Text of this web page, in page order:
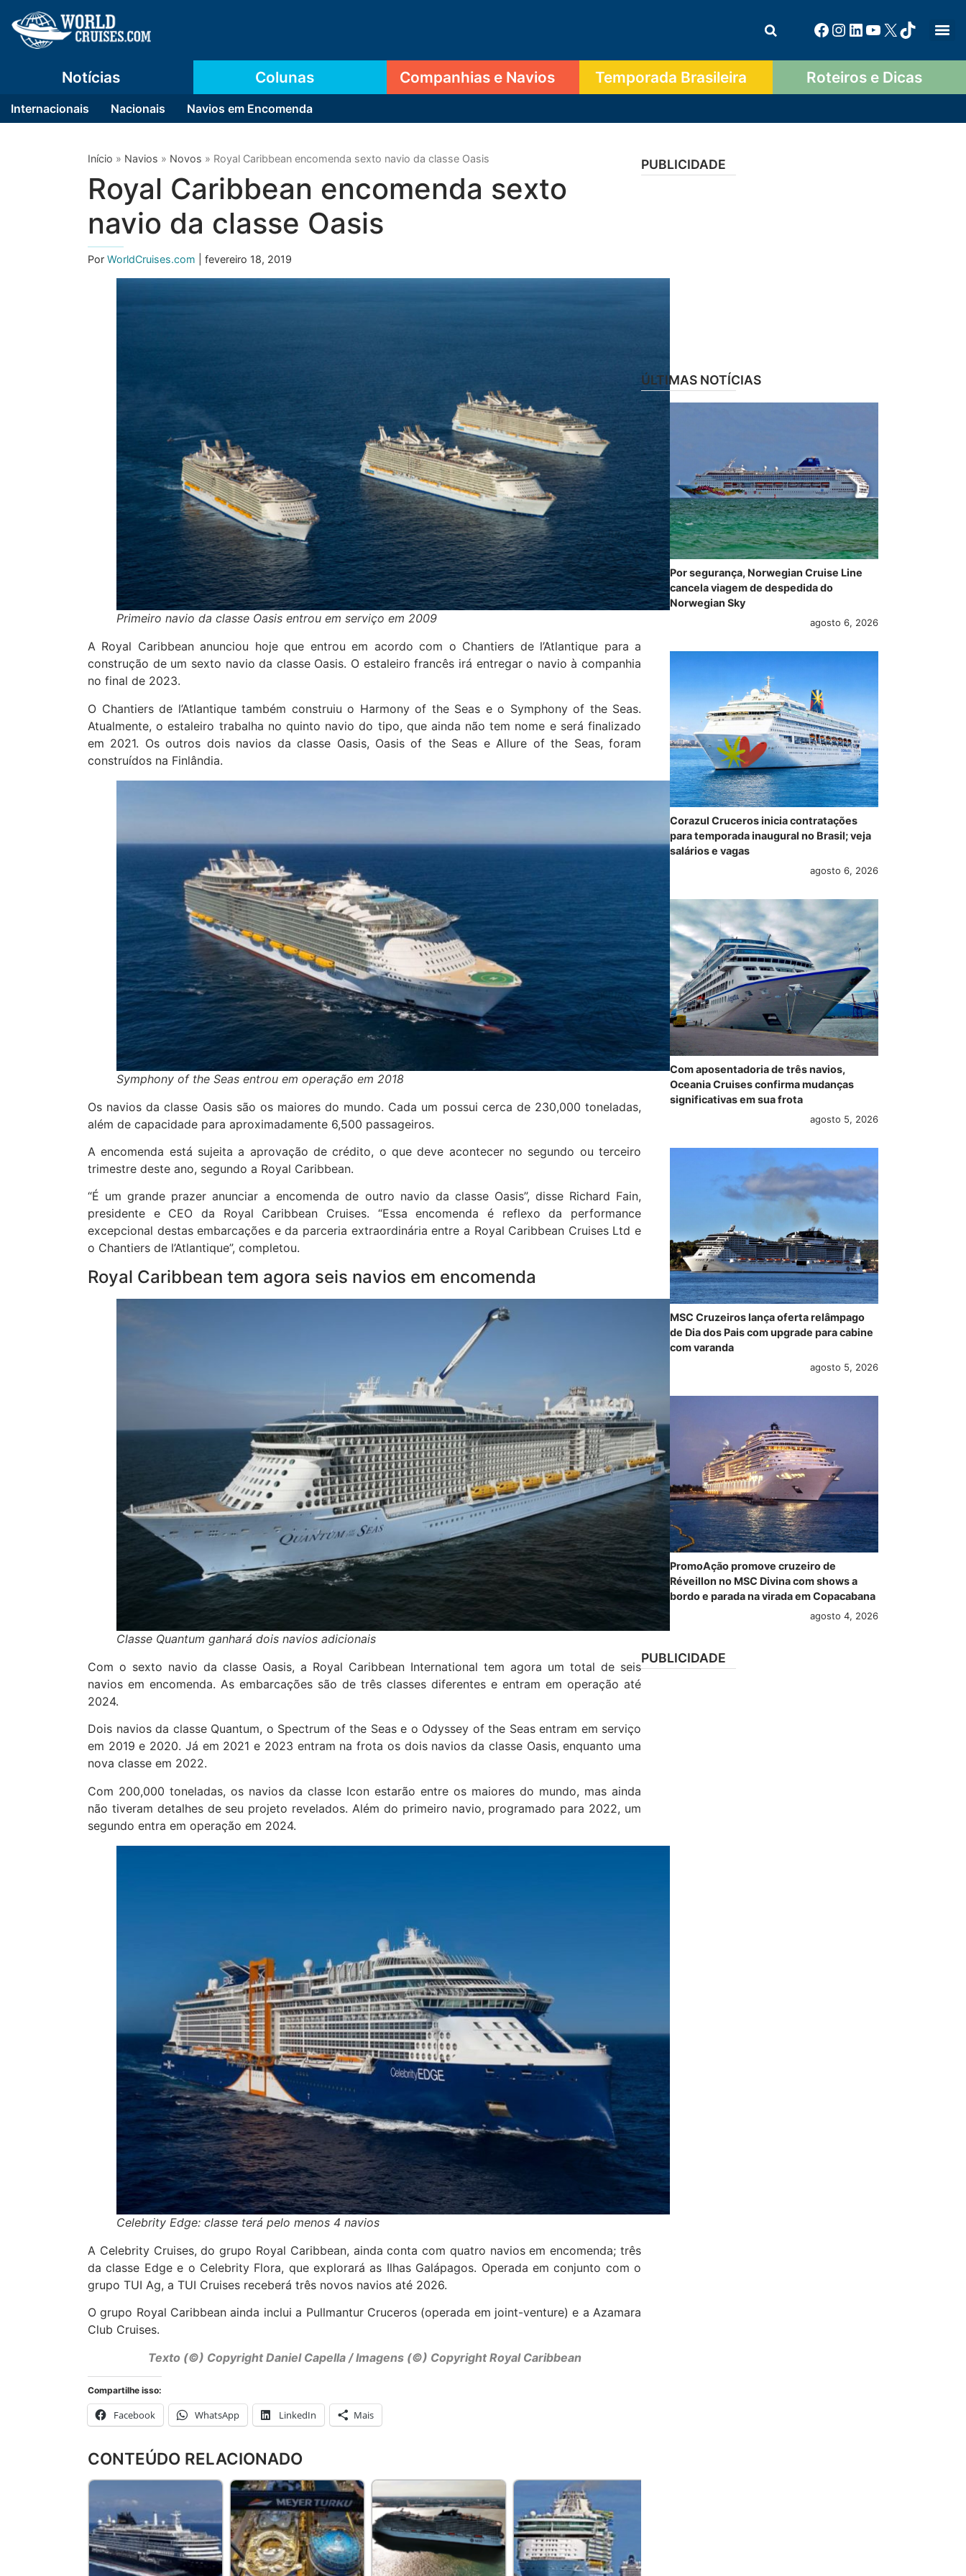
Notícias
Internacionais Nacionais Navios em Encomenda
Colunas Companhias e Navios Temporada Brasileira Roteiros e Dicas
Início » Navios » Novos » Royal Caribbean encomenda sexto navio da classe Oasis
Royal Caribbean encomenda sexto
navio da classe Oasis
Por WorldCruises.com | fevereiro 18, 2019
Primeiro navio da classe Oasis entrou em serviço em 2009
A Royal Caribbean anunciou hoje que entrou em acordo com o Chantiers de l’Atlantique para a
construção de um sexto navio da classe Oasis. O estaleiro francês irá entregar o navio à companhia
no final de 2023.
O Chantiers de l’Atlantique também construiu o Harmony of the Seas e o Symphony of the Seas.
Atualmente, o estaleiro trabalha no quinto navio do tipo, que ainda não tem nome e será finalizado
em 2021. Os outros dois navios da classe Oasis, Oasis of the Seas e Allure of the Seas, foram
construídos na Finlândia.
Symphony of the Seas entrou em operação em 2018
Os navios da classe Oasis são os maiores do mundo. Cada um possui cerca de 230,000 toneladas,
além de capacidade para aproximadamente 6,500 passageiros.
A encomenda está sujeita a aprovação de crédito, o que deve acontecer no segundo ou terceiro
trimestre deste ano, segundo a Royal Caribbean.
“É um grande prazer anunciar a encomenda de outro navio da classe Oasis”, disse Richard Fain,
presidente e CEO da Royal Caribbean Cruises. “Essa encomenda é reflexo da performance
excepcional destas embarcações e da parceria extraordinária entre a Royal Caribbean Cruises Ltd e
o Chantiers de l’Atlantique”, completou.
Royal Caribbean tem agora seis navios em encomenda
Classe Quantum ganhará dois navios adicionais
Com o sexto navio da classe Oasis, a Royal Caribbean International tem agora um total de seis
navios em encomenda. As embarcações são de três classes diferentes e entram em operação até
2024.
Dois navios da classe Quantum, o Spectrum of the Seas e o Odyssey of the Seas entram em serviço
em 2019 e 2020. Já em 2021 e 2023 entram na frota os dois navios da classe Oasis, enquanto uma
nova classe em 2022.
Com 200,000 toneladas, os navios da classe Icon estarão entre os maiores do mundo, mas ainda
não tiveram detalhes de seu projeto revelados. Além do primeiro navio, programado para 2022, um
segundo entra em operação em 2024.
Celebrity Edge: classe terá pelo menos 4 navios
A Celebrity Cruises, do grupo Royal Caribbean, ainda conta com quatro navios em encomenda; três
da classe Edge e o Celebrity Flora, que explorará as Ilhas Galápagos. Operada em conjunto com o
grupo TUI Ag, a TUI Cruises receberá três novos navios até 2026.
O grupo Royal Caribbean ainda inclui a Pullmantur Cruceros (operada em joint-venture) e a Azamara
Club Cruises.
Texto (©) Copyright Daniel Capella / Imagens (©) Copyright Royal Caribbean
Compartilhe isso:
Facebook WhatsApp LinkedIn Mais
CONTEÚDO RELACIONADO
PUBLICIDADE
ÚLTIMAS NOTÍCIAS
Por segurança, Norwegian Cruise Line
cancela viagem de despedida do
Norwegian Sky
agosto 6, 2026
Corazul Cruceros inicia contratações
para temporada inaugural no Brasil; veja
salários e vagas
agosto 6, 2026
Com aposentadoria de três navios,
Oceania Cruises confirma mudanças
significativas em sua frota
agosto 5, 2026
MSC Cruzeiros lança oferta relâmpago
de Dia dos Pais com upgrade para cabine
com varanda
agosto 5, 2026
PromoAção promove cruzeiro de
Réveillon no MSC Divina com shows a
bordo e parada na virada em Copacabana
agosto 4, 2026
PUBLICIDADE